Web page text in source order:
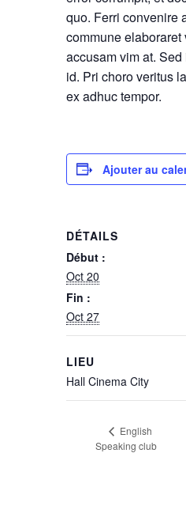
quo. Ferri convenire
commune elaboraret
accusam vim at.
id. Pri choro veritus
ex adhuc tempor.
Ajouter au
DÉTAILS
Début :
Oct 20
Fin :
Oct 27
LIEU
Hall Cinema City
English
Speaking club